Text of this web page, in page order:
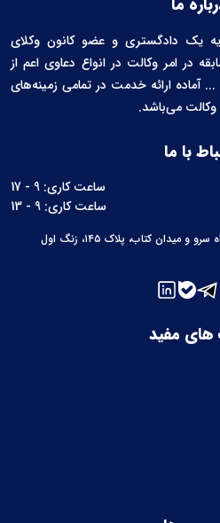
یک دادگستری و عضو کانون وکلای
در امر وکالت در انواع دعاوی اعم از
آماده ارائه خدمت در تمامی زمینه‌های
وکالت می‌باشد.
های مفید
با ما
ساعت کاری: 9 - 17
ساعت کاری: 9 - 13
میدان کتاب، پلاک ۱۴۵، زنگ اول